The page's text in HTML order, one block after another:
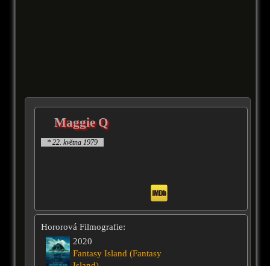
Maggie Q
* 22. května 1979
Hororová Filmografie:
2020
Fantasy Island (Fantasy